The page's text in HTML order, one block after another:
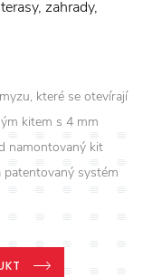
zahrady,
které se otevírají
kitem s 4 mm
namontovaný kit
patentovaný systém